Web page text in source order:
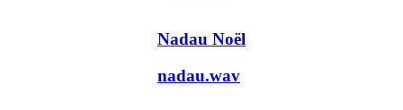
Nadau Noël
nadau.wav